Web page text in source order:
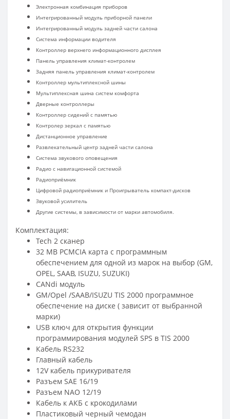
Электронная комбинация приборов
Интегрированный модуль приборной панели
Интегрированный модуль задней части салона
Система информации водителя
Контроллер верхнего информационного дисплея
Панель управления климат-контролем
Задняя панель управления климат-контролем
Контроллер мультиплексной шины
Мультиплексная шина систем комфорта
Дверные контроллеры
Контроллер сидений с памятью
Контролер зеркал с памятью
Дистанционное управление
Развлекательный центр задней части салона
Система звукового оповещения
Радио с навигационной системой
Радиоприёмник
Цифровой радиоприёмник и Проигрыватель компакт-дисков
Звуковой усилитель
Другие системы, в зависимости от марки автомобиля.
Комплектация:
Tech 2 сканер
32 MB PCMCIA карта с программным
обеспечением для одной из марок на выбор (GM,
OPEL, SAAB, ISUZU, SUZUKI)
CANdi модуль
GM/Opel /SAAB/ISUZU TIS 2000 программное
обеспечение на диске ( зависит от выбранной
марки)
USB ключ для открытия функции
программирования модулей SPS в TIS 2000
Кабель RS232
Главный кабель
12V кабель прикуривателя
Разъем SAE 16/19
Разъем NAO 12/19
Кабель к АКБ с крокодилами
Пластиковый черный чемодан